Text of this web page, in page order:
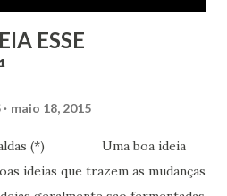
ESSE
maio 18, 2015
(*) Uma boa ideia
ideias que trazem as mudanças